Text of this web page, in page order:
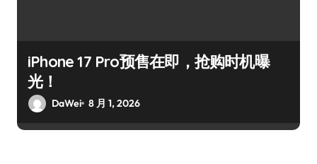
iPhone 17 Pro预售在即，抢购时机曝
光！
DaWei 8 月 1, 2026